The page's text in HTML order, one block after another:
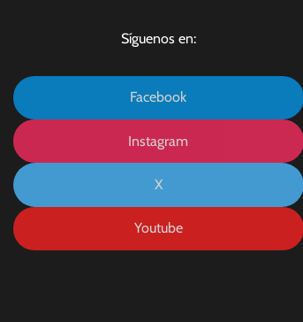
Síguenos en:
Facebook
Instagram
X
Youtube